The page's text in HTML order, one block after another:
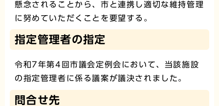
懸念されることから、市と連携し適切な維持管理
に努めていただくことを要望する。
指定管理者の指定
令和7年第4回市議会定例会において、当該施設
の指定管理者に係る議案が議決されました。
問合せ先